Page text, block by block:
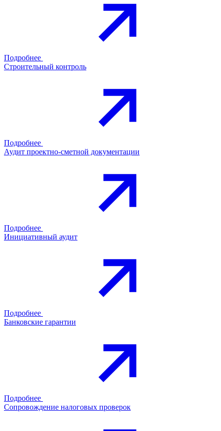
Подробнее
Строительный контроль
Подробнее
Аудит проектно-сметной документации
Подробнее
Инициативный аудит
Подробнее
Банковские гарантии
Подробнее
Сопровождение налоговых проверок